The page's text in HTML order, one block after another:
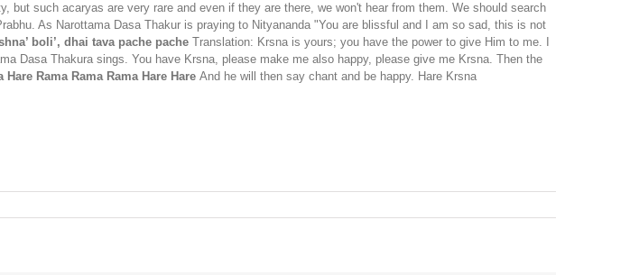
such acaryas are very rare and even if they are there, we won't hear from them. We should search
As Narottama Dasa Thakur is praying to Nityananda "You are blissful and I am so sad, this is not
boli’, dhai tava pache pache Translation: Krsna is yours; you have the power to give Him to me. I
Dasa Thakura sings. You have Krsna, please make me also happy, please give me Krsna. Then the
Rama Rama Rama Hare Hare And he will then say chant and be happy. Hare Krsna